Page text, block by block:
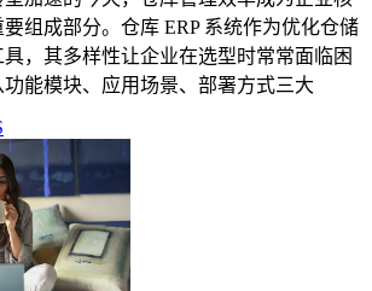
组成部分。仓库 ERP 系统作为优化仓储
，其多样性让企业在选型时常常面临困
能模块、应用场景、部署方式三大